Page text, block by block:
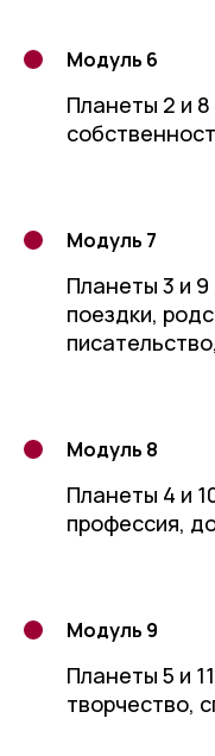
Модуль 6
Планеты 2 и
Модуль 7
Планеты 3 и
поездки,
Модуль 8
Планеты 4 и
профессия,
Модуль 9
Планеты 5 и
творчество,